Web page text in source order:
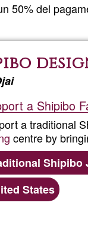
50% del
a Shipibo
a traditional
centre by
Shipibo
States